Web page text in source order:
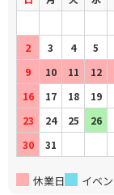
2
3 4 5
9
10 11 12
16
17 18 19
23
24 25 26
30
31
休業日 イベ